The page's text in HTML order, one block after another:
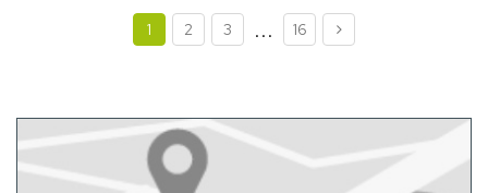
1 2 3 ... 16